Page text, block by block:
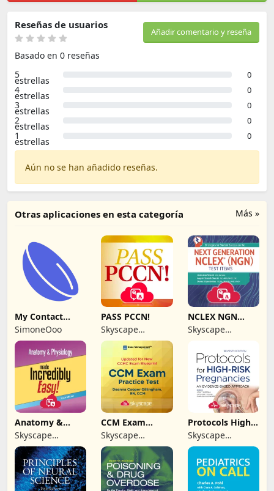
Añadir comentario y reseña
Reseñas de usuarios
Basado en 0 reseñas
5
estrellas 0
4
estrellas 0
3
estrellas 0
2
estrellas 0
1
estrellas 0
Aún no se han añadido reseñas.
Más »
Otras aplicaciones en esta categoría
My Contact
Lenses
SimoneOoo
PASS PCCN!
Skyscape
Medpresso Inc
NCLEX NGN
Next Generation
Skyscape
Anatomy &
Physiology MIE
NCLEX
Skyscape
Medpresso Inc
CCM Exam
Practice Test
Skyscape
Medpresso Inc
Protocols High-
Risk Pregnancy
Skyscape
Medpresso Inc